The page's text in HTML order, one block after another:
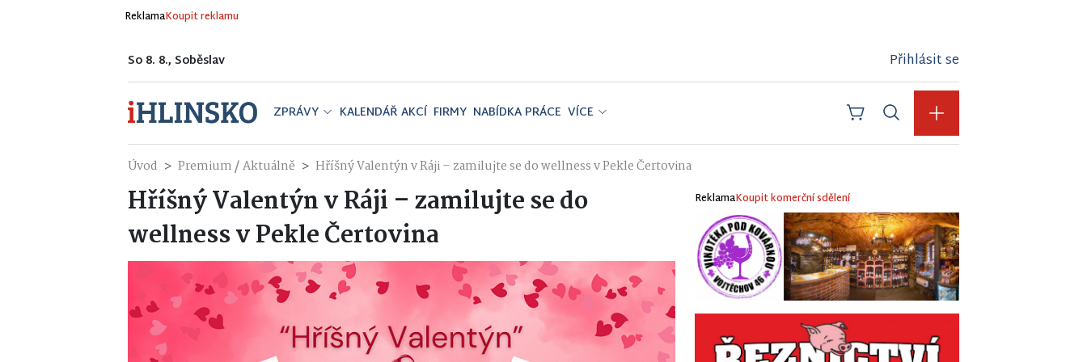
ReklamaKoupit reklamu
So 8. 8., Soběslav Přihlásit se
ZPRÁVY KALENDÁŘ AKCÍ FIRMY NABÍDKA PRÁCE VÍCE
Úvod Premium/Aktuálně Hříšný Valentýn v Ráji – zamilujte se do wellness v Pekle Čertovina
Hříšný Valentýn v Ráji – zamilujte se do
wellness v Pekle Čertovina
ReklamaKoupit komerční sdělení